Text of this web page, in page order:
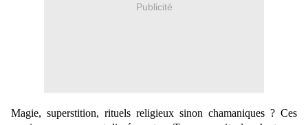
Publicité
Magie, superstition, rituels religieux sinon chamaniques ? Ces